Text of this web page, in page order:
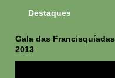
Destaques
Gala das Francisquíadas
2013